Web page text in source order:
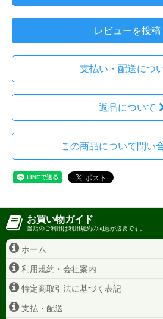
レビューを投稿
支払い・配送につ
返品について
この商品について問い
お買い物ガイド
当店のご利用は利用規約の同意が必要です。
ホーム
利用規約・会社案内
特定商取引法に基づく表記
支払・配送